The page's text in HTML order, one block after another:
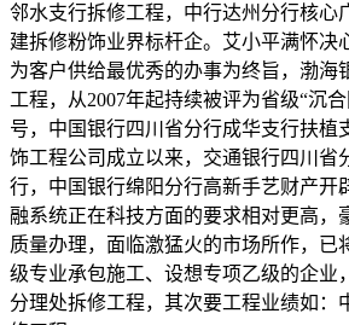
邻水支行拆修工程，中行达州分行核心
建拆修粉饰业界标杆企。艾小平满怀决
为客户供给最优秀的办事为终旨，渤海
工程，从2007年起持续被评为省级“沉
号，中国银行四川省分行成华支行扶植
饰工程公司成立以来，交通银行四川省
行，中国银行绵阳分行高新手艺财产开
融系统正在科技方面的要求相对更高，
质量办理，面临激猛火的市场所作，已
级专业承包施工、设想专项乙级的企业
分理处拆修工程，其次要工程业绩如：